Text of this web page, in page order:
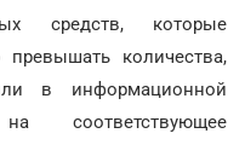
средств, которые
количества,
в информационной
соответствующее